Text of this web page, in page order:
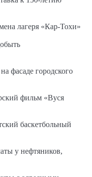
лагеря «Кар-Тохи»
фасаде городского
фильм «Вуся
баскетбольный
у нефтяников,